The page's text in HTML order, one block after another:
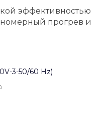
эффективностью
прогрев и
3-50/60 Hz)